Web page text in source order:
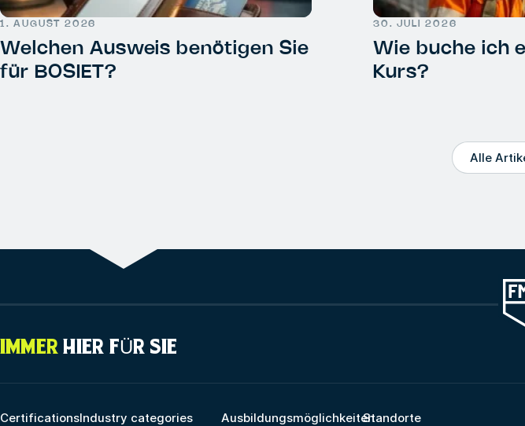
1. AUGUST 2026
Welchen Ausweis benötigen Sie
für BOSIET?
30. JULI 2026
Wie buche ich
Kurs?
Alle
IMMER HIER FÜR SIE
CertificationsIndustry categories AusbildungsmöglichkeitenStandorte